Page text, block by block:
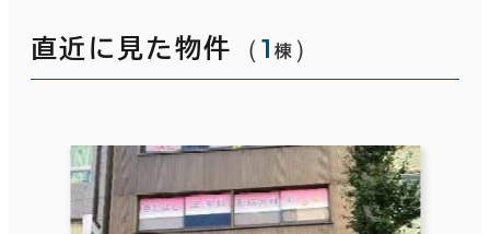
直近に見た物件 （1 棟 ）